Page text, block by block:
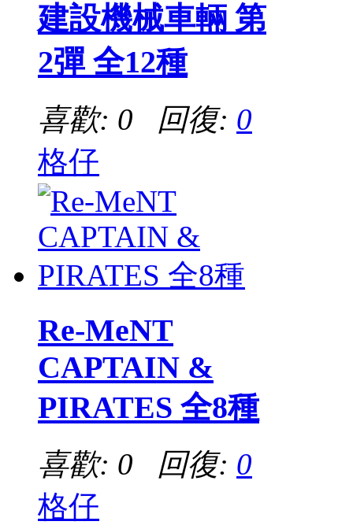
建設機械車輛 第
2彈 全12種
喜歡: 0 回復: 0
格仔
Re-MeNT
CAPTAIN &
PIRATES 全8種
喜歡: 0 回復: 0
格仔